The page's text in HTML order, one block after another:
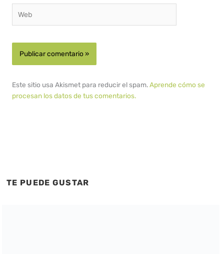
Este sitio usa Akismet para reducir el spam.Aprende cómo se
procesan los datos de tus comentarios.
TE PUEDE GUSTAR